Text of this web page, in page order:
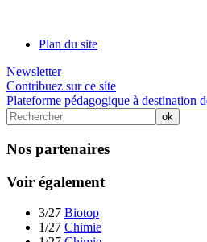
Plan du site
Newsletter
Contribuez sur ce site
Plateforme pédagogique à destination
Nos partenaires
Voir également
3/27 Biotop
1/27 Chimie